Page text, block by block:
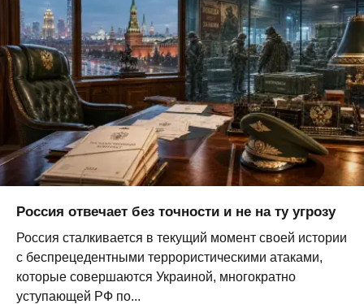
Россия отвечает без точности и не на ту угрозу
Россия сталкивается в текущий момент своей истории
с беспрецедентными террористическими атаками,
которые совершаются Украиной, многократно
уступающей РФ по...